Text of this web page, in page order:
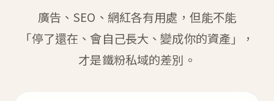
廣告、SEO、網紅各有用處，但能不能
「停了還在、會自己長大、變成你的資產」，
才是鐵粉私域的差別。